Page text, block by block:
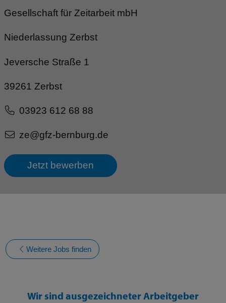
Gesellschaft für Zeitarbeit mbH
Niederlassung Zerbst
Jeversche Straße 1
39261 Zerbst
03923 612 68 88
ze@gfz-bernburg.de
Jetzt bewerben
Weitere Jobs finden
Wir sind ausgezeichneter Arbeitgeber